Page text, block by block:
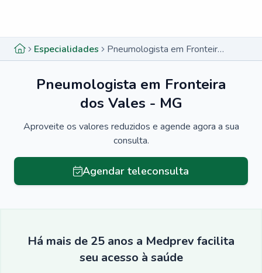
Especialidades Pneumologista em Fronteira dos Vales - MG
Pneumologista em Fronteira
dos Vales - MG
Aproveite os valores reduzidos e agende agora a sua
consulta.
Agendar teleconsulta
Há mais de 25 anos a Medprev facilita
seu acesso à saúde